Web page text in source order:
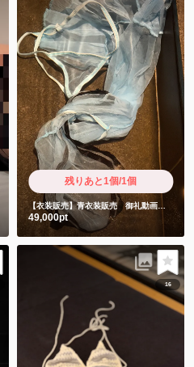
残りあと1個/1個
【衣装販売】青衣装販売 御礼動画と直筆お手紙付きです❤️
49,000pt
16